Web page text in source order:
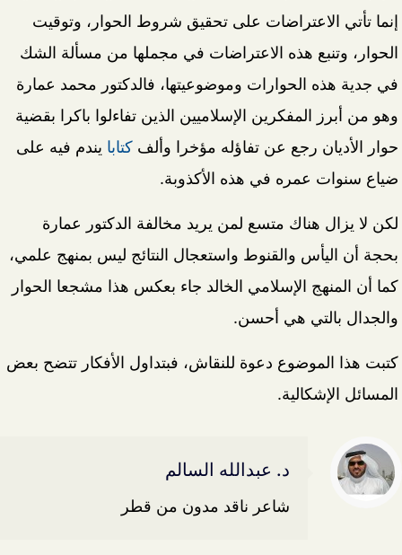
إنما تأتي الاعتراضات على تحقيق شروط الحوار، وتوقيت
الحوار، وتنبع هذه الاعتراضات في مجملها من مسألة الشك
في جدية هذه الحوارات وموضوعيتها، فالدكتور محمد عمارة
وهو من أبرز المفكرين الإسلاميين الذين تفاءلوا باكرا بقضية
حوار الأديان رجع عن تفاؤله مؤخرا وألفكتابا يندم فيه على
ضياع سنوات عمره في هذه الأكذوبة.
لكن لا يزال هناك متسع لمن يريد مخالفة الدكتور عمارة
بحجة أن اليأس والقنوط واستعجال النتائج ليس بمنهج علمي،
كما أن المنهج الإسلامي الخالد جاء بعكس هذا مشجعا الحوار
والجدال بالتي هي أحسن.
كتبت هذا الموضوع دعوة للنقاش، فبتداول الأفكار تتضح بعض
المسائل الإشكالية.
د. عبدالله السالم
شاعر ناقد مدون من قطر